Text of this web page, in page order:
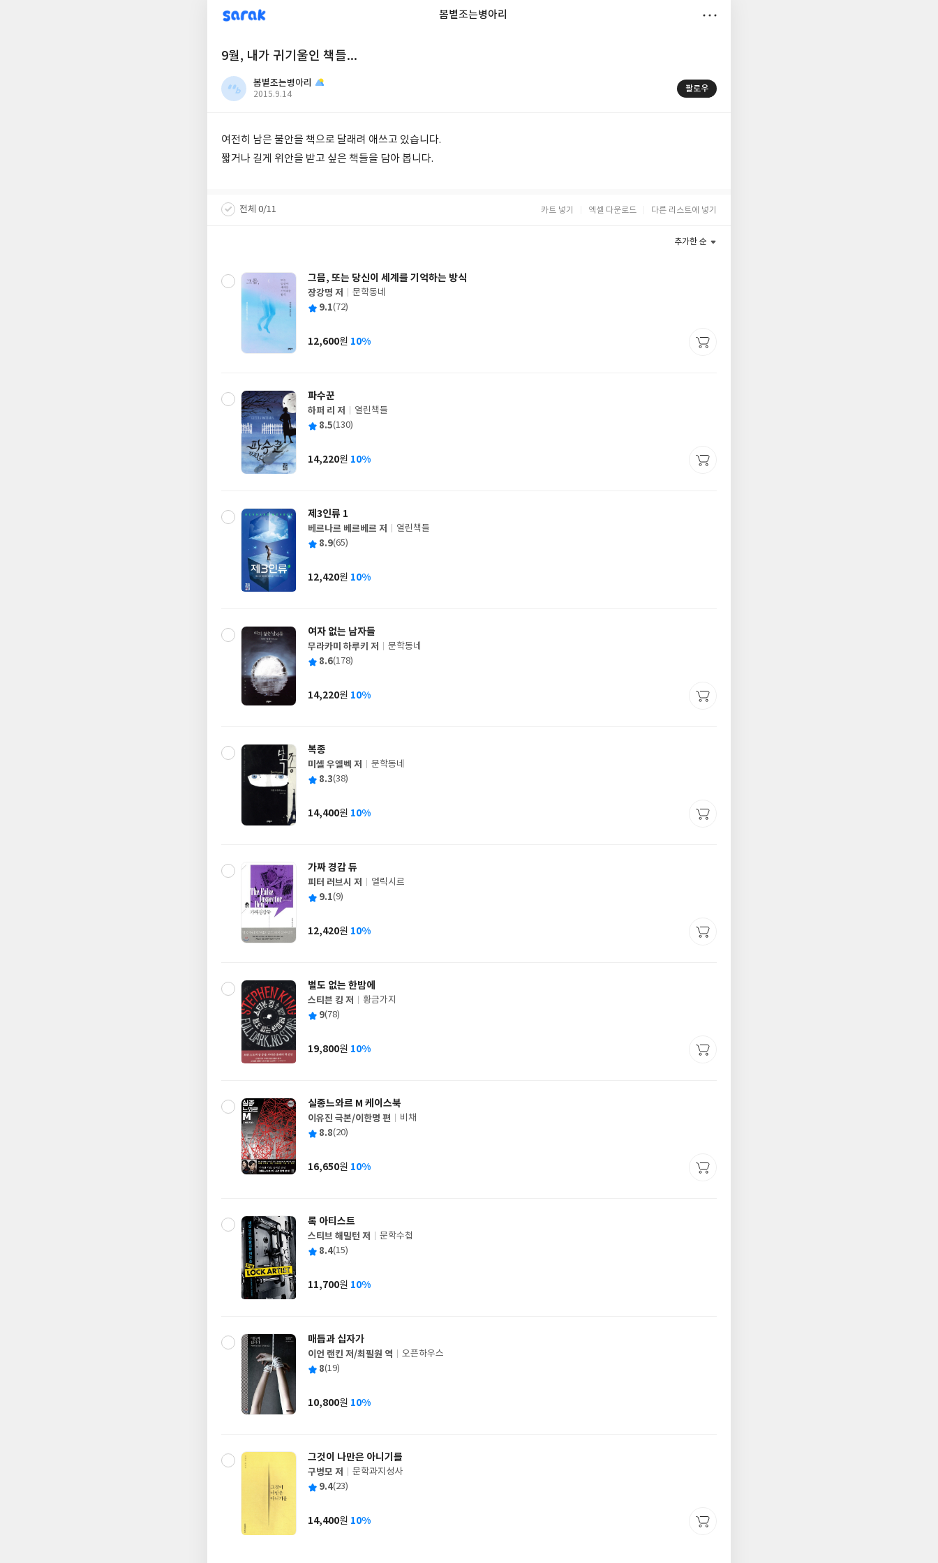
sarak 봄볕조는병아리
9월, 내가 귀기울인 책들...
봄볕조는병아리
작
2015.9.14
팔로우
여전히 남은 불안을 책으로 달래려 애쓰고 있습니다.
짧거나 길게 위안을 받고 싶은 책들을 담아 봅니다.
전체 0/11 카트 넣기 엑셀 다운로드 다른 리스트에 넣기
추가한 순
그믐, 또는 당신이 세계를 기억하는 방식
글
쓴
장강명 저
출
사
문학동네
평 9.1(72)
가
12,600원 10%
파수꾼
글
쓴
하퍼 리 저
출
사
열린책들
평 8.5(130)
가
14,220원 10%
제3인류 1
글
쓴
베르나르 베르베르 저
출
사
열린책들
평 8.9(65)
가
12,420원 10%
여자 없는 남자들
글
쓴
무라카미 하루키 저
출
사
문학동네
평 8.6(178)
가
14,220원 10%
복종
글
쓴
미셸 우엘벡 저
출
사
문학동네
평 8.3(38)
가
14,400원 10%
가짜 경감 듀
글
쓴
피터 러브시 저
출
사
엘릭시르
평 9.1(9)
가
12,420원 10%
별도 없는 한밤에
글
쓴
스티븐 킹 저
출
사
황금가지
평 9(78)
가
19,800원 10%
실종느와르 M 케이스북
글
쓴
이유진 극본/이한명 편
출
사
비채
평 8.8(20)
가
16,650원 10%
록 아티스트
글
쓴
스티브 해밀턴 저
출
사
문학수첩
평 8.4(15)
가
11,700원 10%
매듭과 십자가
글
쓴
이언 랜킨 저/최필원 역
출
사
오픈하우스
평 8(19)
가
10,800원 10%
그것이 나만은 아니기를
글
쓴
구병모 저
출
사
문학과지성사
평 9.4(23)
가
14,400원 10%